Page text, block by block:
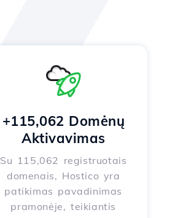
+115,062 Domėnų
Aktivavimas
Su 115,062 registruotais
domenais, Hostico yra
patikimas pavadinimas
pramonėje, teikiantis